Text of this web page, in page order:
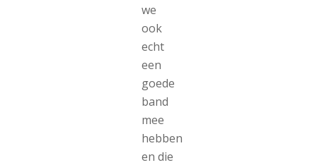
we
ook
echt
een
goede
band
mee
hebben
en die